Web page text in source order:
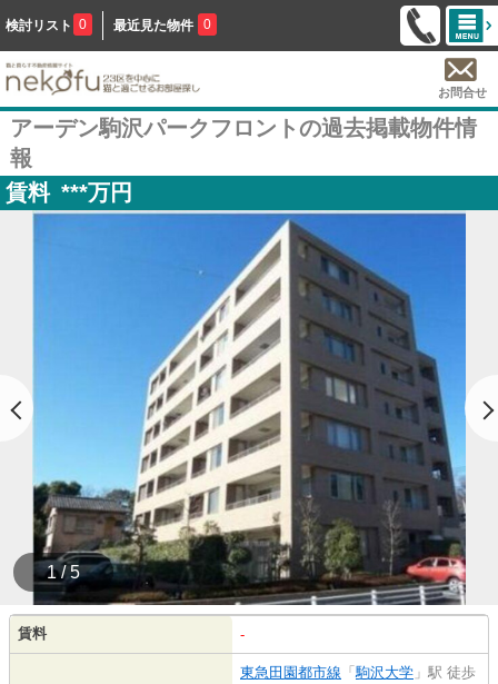
検討リスト 0 最近見た物件 0
お問合せ
アーデン駒沢パークフロントの過去掲載物件情
報
賃料 ***万円
1 / 5
賃料 -
東急田園都市線 「駒沢大学 」駅 徒歩